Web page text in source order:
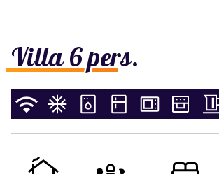
Villa 6 pers.